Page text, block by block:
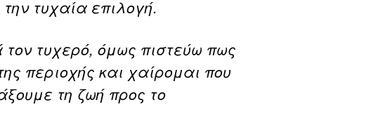
τυχαία επιλογή.
τυχερό, όμως πιστεύω πως
περιοχής και χαίρομαι που
τη ζωή προς το